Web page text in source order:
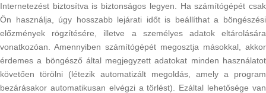
Internetezést biztosítva is biztonságos legyen. Ha számítógépét csak
Ön használja, úgy hosszabb lejárati időt is beállíthat a böngészési
előzmények rögzítésére, illetve a személyes adatok eltárolására
vonatkozóan. Amennyiben számítógépét megosztja másokkal, akkor
érdemes a böngésző által megjegyzett adatokat minden használatot
követően törölni (létezik automatizált megoldás, amely a program
bezárásakor automatikusan elvégzi a törlést). Ezáltal lehetősége van